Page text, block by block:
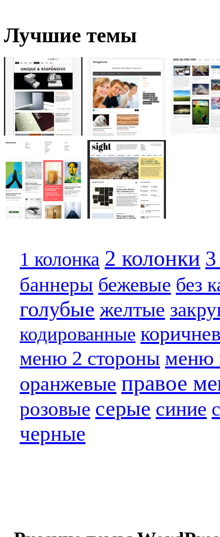
Лучшие темы
1 колонка 2 колонки
баннеры бежевые без
голубые желтые
кодированные
меню 2 стороны меню
оранжевые правое
розовые серые синие
черные